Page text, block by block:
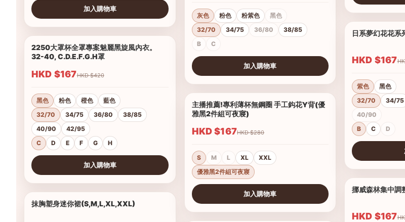
加入購物車
1/14
2250大罩杯全罩專案魅麗黑旋風內衣。
32-40, C.D.E.F.G.H罩
HKD $167 HKD $420
黑色 粉色 橙色
藍色
32/70
34/75 36/80
38/85
40/90
42/95
C
D E F G H
加入購物車
抹胸塑身迷你裙(S,M,L,XL,XXL)
灰色 粉色 粉紫色
黑色
32/70
34/75 36/80
38/85
B
C
加入購物車
1/2
主播推薦!專利薄杯無鋼圈 手工鈎花Y背(優
雅黑2件組可夜寢)
HKD $167 HKD $280
S M L XL
XXL
優雅黑2件組可夜寢
加入購物車
日系夢幻花花系
HKD $167
紫色
黑色
32/70
34/75
40/90
B
C D
挪威森林集中調
HKD $167